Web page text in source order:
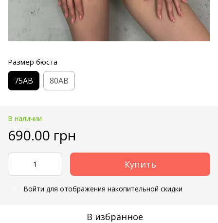
Размер бюста
75AB 80AB
В наличии
690.00 грн
Купить
Войти для отображения накопительной скидки
В избранное